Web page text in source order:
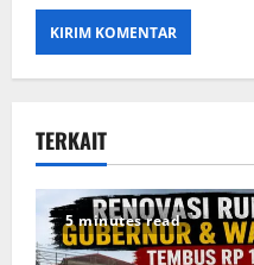
TERKAIT
5 minutes read